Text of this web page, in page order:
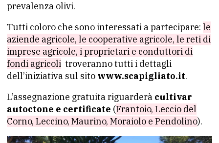
prevalenza olivi.
Tutti coloro che sono interessati a partecipare: le
aziende agricole, le cooperative agricole, le reti di
imprese agricole, i proprietari e conduttori di
fondi agricoli troveranno tutti i dettagli
dell’iniziativa sul sito www.scapigliato.it.
L’assegnazione gratuita riguarderà cultivar
autoctone e certificate (Frantoio, Leccio del
Corno, Leccino, Maurino, Moraiolo e Pendolino).